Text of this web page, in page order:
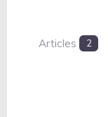
Articles 2